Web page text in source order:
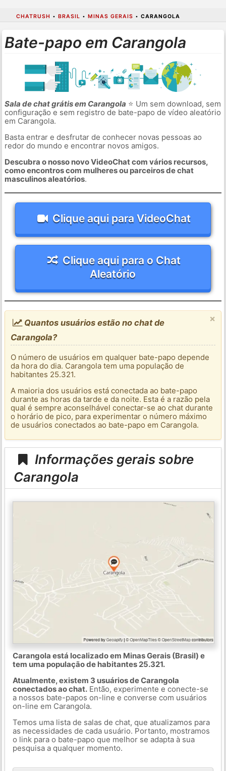
CHATRUSH • BRASIL • MINAS GERAIS • CARANGOLA
Bate-papo em Carangola
Sala de chat grátis em Carangola ⭐ Um sem download, sem
configuração e sem registro de bate-papo de vídeo aleatório
em Carangola.
Basta entrar e desfrutar de conhecer novas pessoas ao
redor do mundo e encontrar novos amigos.
Descubra o nosso novo VideoChat com vários recursos,
como encontros com mulheres ou parceiros de chat
masculinos aleatórios.
Clique aqui para VideoChat
Clique aqui para o Chat
Aleatório
×
Quantos usuários estão no chat de
Carangola?
O número de usuários em qualquer bate-papo depende
da hora do dia. Carangola tem uma população de
habitantes 25.321.
A maioria dos usuários está conectada ao bate-papo
durante as horas da tarde e da noite. Esta é a razão pela
qual é sempre aconselhável conectar-se ao chat durante
o horário de pico, para experimentar o número máximo
de usuários conectados ao bate-papo em Carangola.
Informações gerais sobre
Carangola
Carangola está localizado em Minas Gerais (Brasil) e
tem uma população de habitantes 25.321.
Atualmente, existem 3 usuários de Carangola
conectados ao chat.Então, experimente e conecte-se
a nossos bate-papos on-line e converse com usuários
on-line em Carangola.
Temos uma lista de salas de chat, que atualizamos para
as necessidades de cada usuário. Portanto, mostramos
o link para o bate-papo que melhor se adapta à sua
pesquisa a qualquer momento.